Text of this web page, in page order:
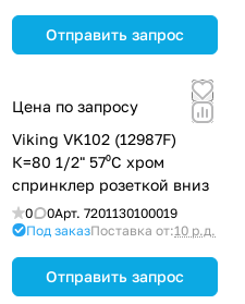
Отправить запрос
Цена по запросу
Viking VK102 (12987F)
К=80 1/2" 57⁰С хром
спринклер розеткой вниз
0 0Арт. 7201130100019
Под заказПоставка от:10 р.д.
Отправить запрос